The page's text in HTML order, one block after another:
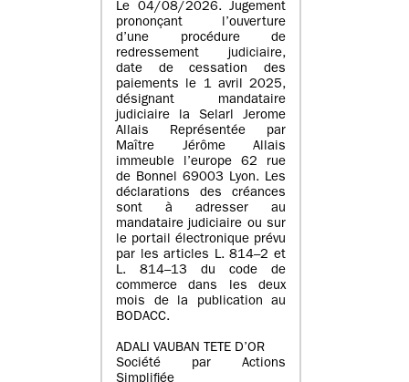
Le 04/08/2026. Jugement
prononçant l’ouverture
d’une procédure de
redressement judiciaire,
date de cessation des
paiements le 1 avril 2025,
désignant mandataire
judiciaire la Selarl Jerome
Allais Représentée par
Maître Jérôme Allais
immeuble l’europe 62 rue
de Bonnel 69003 Lyon. Les
déclarations des créances
sont à adresser au
mandataire judiciaire ou sur
le portail électronique prévu
par les articles L. 814–2 et
L. 814–13 du code de
commerce dans les deux
mois de la publication au
BODACC.
ADALI VAUBAN TETE D’OR
Société par Actions